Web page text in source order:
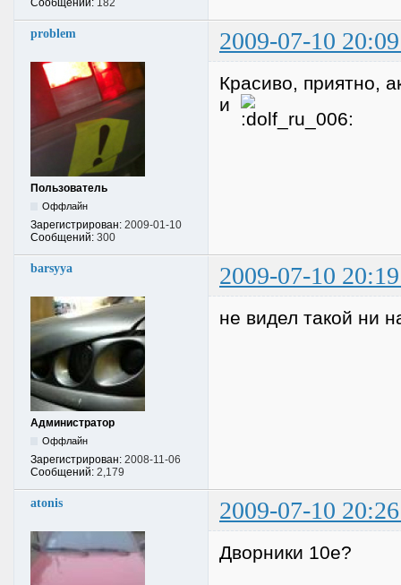
Сообщений: 182
problem 2009-07-10
Пользователь
Оффлайн
Зарегистрирован: 2009-01-10
Сообщений: 300
Красиво, приятно,
и
barsyya 2009-07-10
Администратор
Оффлайн
Зарегистрирован: 2008-11-06
Сообщений: 2,179
не видел такой ни
atonis 2009-07-10
Дворники 10е?